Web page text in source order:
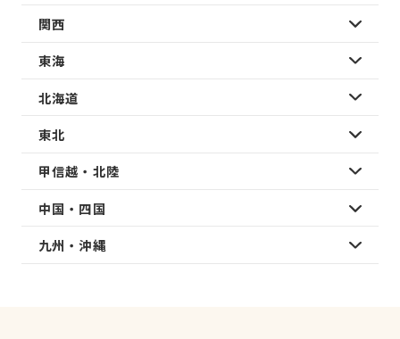
関西
東海
北海道
東北
甲信越・北陸
中国・四国
九州・沖縄